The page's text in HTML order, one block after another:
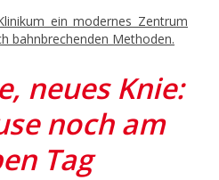
ein modernes Zentrum
bahnbrechenden Methoden.
neues Knie:
noch am
Tag